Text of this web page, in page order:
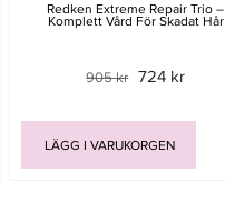
Redken Extreme Repair Trio –
Komplett Vård För Skadat Hår
905 kr 724 kr
LÄGG I VARUKORGEN